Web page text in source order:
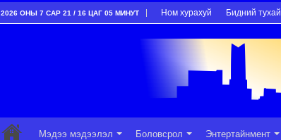
2026 ОНЫ 7 САР 21 / 16 ЦАГ 05 МИНУТ Ном хурахуй Бидний тухай
Мэдээ мэдээлэл Боловсрол Энтертайнмент